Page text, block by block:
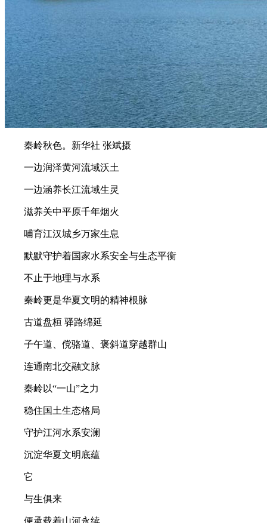
秦岭秋色。新华社 张斌摄
一边润泽黄河流域沃土
一边涵养长江流域生灵
滋养关中平原千年烟火
哺育江汉城乡万家生息
默默守护着国家水系安全与生态平衡
不止于地理与水系
秦岭更是华夏文明的精神根脉
古道盘桓 驿路绵延
子午道、傥骆道、褒斜道穿越群山
连通南北交融文脉
秦岭以“一山”之力
稳住国土生态格局
守护江河水系安澜
沉淀华夏文明底蕴
它
与生俱来